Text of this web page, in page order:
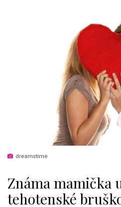
dreamstime
Známa mamička
tehotenské